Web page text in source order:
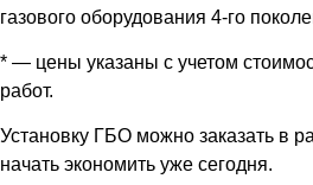
газового оборудования 4-го
* — цены указаны с учетом
работ.
Установку ГБО можно заказать в
начать экономить уже сегодня.